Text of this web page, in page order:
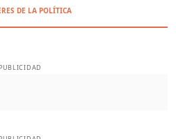
DE LA POLÍTICA
PUBLICIDAD